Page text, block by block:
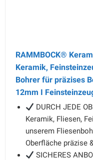
RAMMBOCK®
Keramik,
Bohrer für präzises
12mm I
DURCH JEDE
Keramik, Fliesen,
unserem
Oberfläche präzise
SICHERES